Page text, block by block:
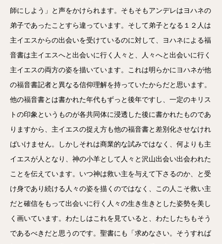
師にしよう」と声をかけられます。そもそもアンデレはヨハネの
弟子であったことすら違っています。そして弟子となる１２人は
主イエスからの出会いを受けているのに対して、ヨハネによる福
音書は主イエスへと出会いに行く人々と、人々へと出会いに行く
主イエスの両方の姿を描いています。これは明らかにヨハネが他
の福音書記者と異なる信仰理解を持っていたからだと思います。
他の福音書とは書かれた年代もずっと後年ですし、一定のキリス
トの印象というものが各共同体に浸透した後に書かれたものであ
りますから、主イエスの捉え方も他の福音書と差別化させなけれ
ばいけません。しかしそれは商業的な試みではなく、何よりも主
イエスが人となり、神の小羊として人々と沢山出会い出会われた
ことを伝えています。いつ神は救い主を与えて下さるのか、と受
け身であり続ける人々の姿を描くのではなく、この人こそ救い主
だと確信をもって出会いに行く人々の生き生きとした姿勢を美し
く画いています。わたしはこれを見ていると、わたしたちもそう
であるべきだと思うのです。聖書にも「求めなさい。そうすれば